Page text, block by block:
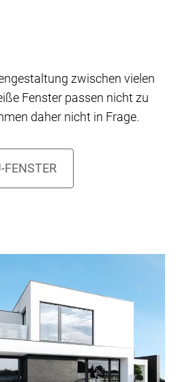
zwischen vielen
Fenster passen nicht zu
daher nicht in Frage.